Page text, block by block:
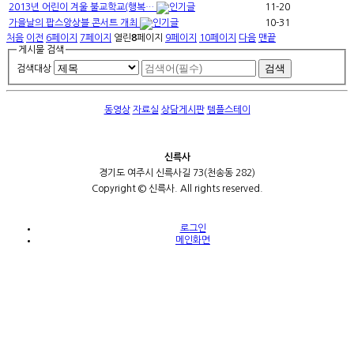
2013년 어린이 겨울 불교학교(행복…
11-20
가을날의 팝스앙상블 콘서트 개최
10-31
처음 이전 6페이지 7페이지 열린8페이지 9페이지 10페이지 다음 맨끝
게시물 검색
검색대상
동영상 자료실 상담게시판 템플스테이
신륵사
경기도 여주시 신륵사길 73(천송동 282)
Copyright © 신륵사. All rights reserved.
로그인
메인화면